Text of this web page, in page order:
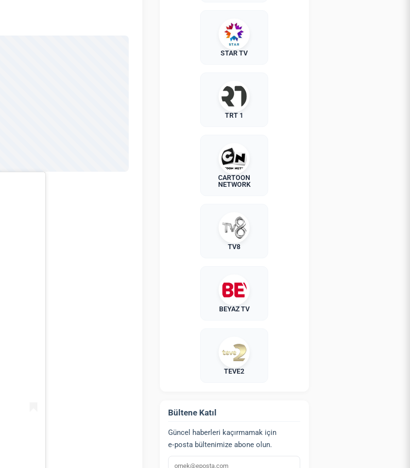
STAR TV
TRT 1
CARTOON
NETWORK
TV8
BEYAZ TV
TEVE2
Bültene Katıl
Güncel haberleri kaçırmamak için
e‑posta bültenimize abone olun.
E‑posta